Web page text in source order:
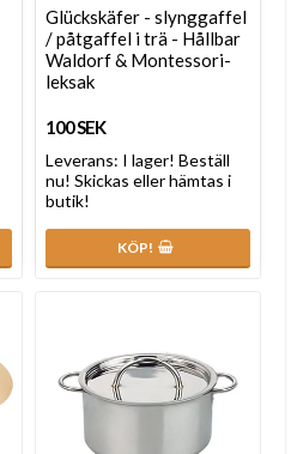
Glückskäfer - slynggaffel
/ påtgaffel i trä - Hållbar
Waldorf & Montessori-
leksak
100 SEK
Leverans: I lager! Beställ
nu! Skickas eller hämtas i
butik!
KÖP!